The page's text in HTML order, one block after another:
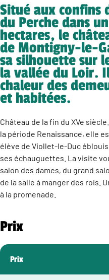
Situé aux confins
du Perche dans
hectares, le
de Montigny-le-
sa silhouette sur
la vallée du Loir.
chaleur des
et habitées.
Château de la fin du XVe
la période Renaissance, elle
élève de Viollet-le-Duc
ses échauguettes. La visite
salon des dames, du grand
de la salle à manger des rois.
à la promenade.
Prix
Prix